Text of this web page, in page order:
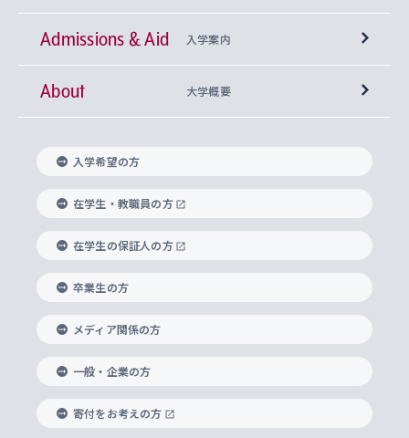
文学部
総合人間科学部
経済学部
外国語学部
総合グローバル学部
国際教養学部
理工学部
上智大学の全学共通教育
基盤教育センター
キリスト教人間学
身体知
思考と表現
データサイエンス
上智大学の語学教育
言語教育研究センター
上智大学のグローバル教育
グローバル教育センター
上智大学で学ぶ
海外で学ぶ
学びのサポート
大学院
神学研究科
実践宗教学研究科
助産学専攻科
生涯学習
キリスト教文化研究所
中世思想研究所
国際言語情報研究所
グローバル・コンサーン研究所
比較文化研究所
ヨーロッパ研究所
アジア文化研究所
Sophia Open Research Weeks (SORW)
産官学連携
知的財産
研究支援制度
重点領域研究・自由課題研究
研究活動に関する法令・研究費の使用について
学期区分と授業時間割
課外活動
課外教育プログラム
ボランティア活動
グローバルな学びのコミュニティ
学生の相談窓口
心身の健康相談
ハラスメント防止の取り組み
障がいのある学生への支援
キャリア形成サポート
キャリア形成支援プログラム
就職（内定先）・進路統計
住まいのサポート
Admissions & Aid 入学案内
上智大学で取得できる学位
入れの方針）
科目等履修生
研究生・外国人特別研究生・国費留学生
交換留学生(海外大学から上智大学で学ぶ)
ノンディグリー生
Sophia Short-term Program受講生
About 大学概要
理事長・学長メッセージ
学長・副学長紹介
上智大学の精神
上智大学の理念
上智大学の沿革
ソフィア・アーカイブズ
上智大学とカトリック
グローバルエンゲージメント
上智大学を訪れた世界の知性
国連Weeks・アフリカWeeks
上智大学公式ソーシャルメディア
学校法人上智学院について
数字で見る上智大学
入学希望の方
在学生・教職員の方
在学生の保証人の方
卒業生の方
メディア関係の方
一般・企業の方
寄付をお考えの方